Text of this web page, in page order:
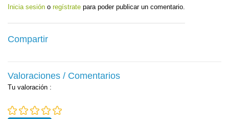
Inicia sesión o regístrate para poder publicar un comentario.
Compartir
Valoraciones / Comentarios
Tu valoración :